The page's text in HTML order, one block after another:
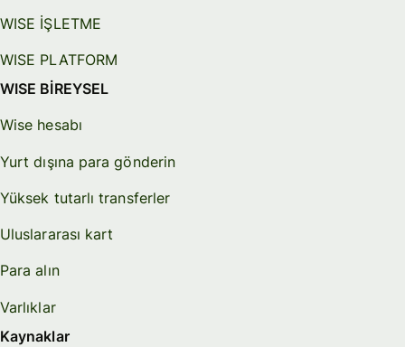
WISE İŞLETME
WISE PLATFORM
WISE BİREYSEL
Wise hesabı
Yurt dışına para gönderin
Yüksek tutarlı transferler
Uluslararası kart
Para alın
Varlıklar
Kaynaklar